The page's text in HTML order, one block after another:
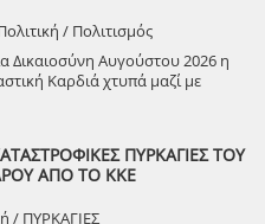
/ Πολιτισμός
Δικαιοσύνη Αυγούστου 2026 η
Καρδιά χτυπά μαζί με
μέρα Μνήμης και
ΠΥΡΚΑΓΙΕΣ ΤΟΥ
ΑΠΟ ΤΟ ΚΚΕ
/ ΠΥΡΚΑΓΙΕΣ